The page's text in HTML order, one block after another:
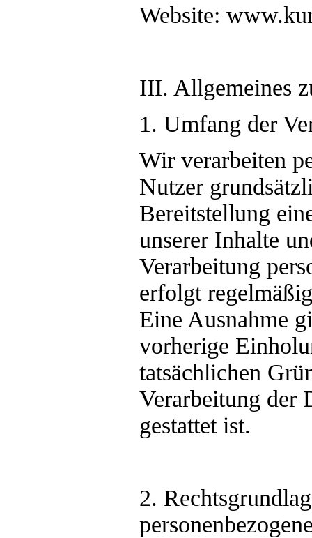
Website:
III. Allgemeines
1. Umfang der
Wir verarbeiten
Nutzer
Bereitstellung
unserer Inhalte
Verarbeitung
erfolgt
Eine Ausnahme
vorherige
tatsächlichen
Verarbeitung der
gestattet ist.
2.